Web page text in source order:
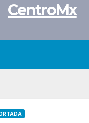
CentroMx